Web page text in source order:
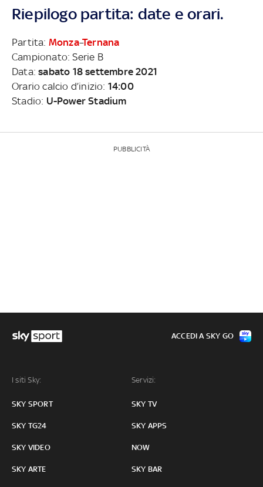
Riepilogo partita: date e orari.
Partita: Monza–Ternana
Campionato: Serie B
Data:sabato 18 settembre 2021
Orario calcio d’inizio: 14:00
Stadio: U-Power Stadium
PUBBLICITÀ
I siti Sky:
SKY SPORT
SKY TG24
SKY VIDEO
SKY ARTE
Servizi:
SKY TV
SKY APPS
NOW
SKY BAR
ACCEDI A SKY GO